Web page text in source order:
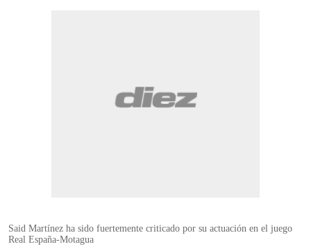
Said Martínez ha sido fuertemente criticado por su actuación en el juego
Real España-Motagua